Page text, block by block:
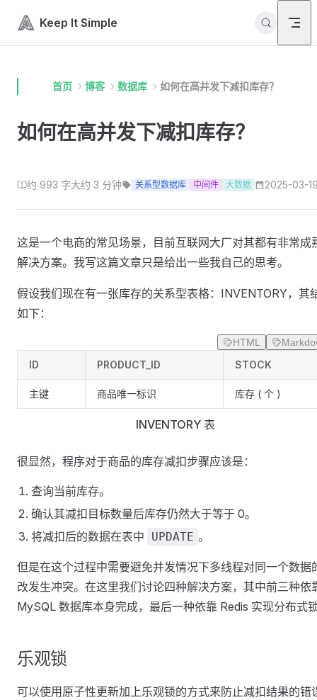
Skip to content
Keep It Simple
首页 博客 数据库 如何在高并发下减扣库存？
如何在高并发下减扣库存？
约 993 字大约 3 分钟 关系型数据库 中间件 大数据 2025-03-
这是一个电商的常见场景，目前互联网大厂对其都有非常成
解决方案。我写这篇文章只是给出一些我自己的思考。
假设我们现在有一张库存的关系型表格：INVENTORY，其
如下：
HTML
ID PRODUCT_ID STOCK
主键 商品唯一标识 库存 ( 个 )
INVENTORY 表
很显然，程序对于商品的库存减扣步骤应该是：
查询当前库存。
确认其减扣目标数量后库存仍然大于等于 0。
将减扣后的数据在表中
UPDATE 。
但是在这个过程中需要避免并发情况下多线程对同一个数据
改发生冲突。在这里我们讨论四种解决方案，其中前三种依
MySQL 数据库本身完成，最后一种依靠 Redis 实现分布式
乐观锁
可以使用原子性更新加上乐观锁的方式来防止减扣结果的错